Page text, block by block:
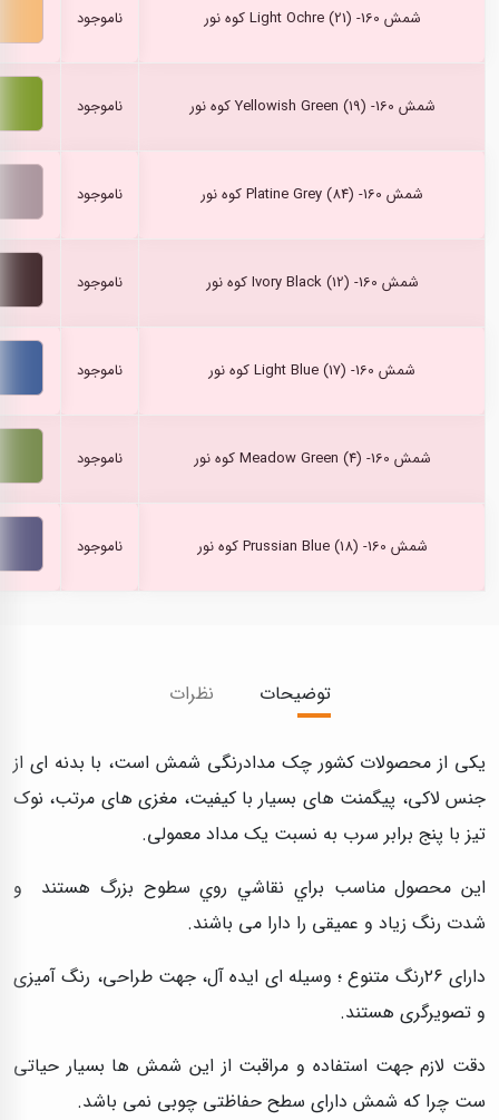
شمش Light Ochre (21) -160 کوه نور ناموجود
شمش Yellowish Green (19) -160 کوه نور ناموجود
شمش Platine Grey (84) -160 کوه نور ناموجود
شمش Ivory Black (12) -160 کوه نور ناموجود
شمش Light Blue (17) -160 کوه نور ناموجود
شمش Meadow Green (4) -160 کوه نور ناموجود
شمش Prussian Blue (18) -160 کوه نور ناموجود
توضیحات نظرات
یکی از محصولات کشور چک مدادرنگی شمش است، با بدنه ای از
جنس لاکی، پیگمنت های بسیار با کیفیت، مغزی های مرتب، نوک
تیز با پنج برابر سرب به نسبت یک مداد معمولی.
این محصول مناسب براي نقاشي روي سطوح بزرگ هستند و
شدت رنگ زياد و عميقی را دارا می باشند.
دارای ۲۶رنگ متنوع ؛ وسیله ای ایده آل، جهت طراحی، رنگ آمیزی
و تصویرگری هستند.
دقت لازم جهت استفاده و مراقبت از این شمش ها بسیار حیاتی
ست چرا که شمش دارای سطح حفاظتی چوبی نمی باشد.